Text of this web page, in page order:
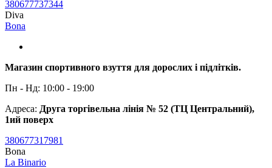
380677737344
Diva
Bona
Магазин спортивного взуття для дорослих і підлітків.
Пн - Нд: 10:00 - 19:00
Адреса: Друга торгівельна лінія № 52 (ТЦ Центральний),
1ий поверх
380677317981
Bona
La Binario